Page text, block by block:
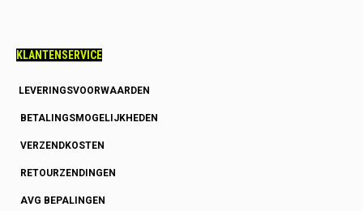
KLANTENSERVICE
LEVERINGSVOORWAARDEN
BETALINGSMOGELIJKHEDEN
VERZENDKOSTEN
RETOURZENDINGEN
AVG BEPALINGEN